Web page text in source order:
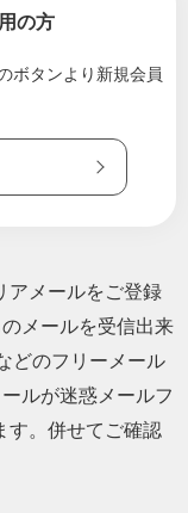
の方
ボタンより新規会員
アメールをご登録
メールを受信出来
どのフリーメール
ルが迷惑メールフ
す。併せてご確認